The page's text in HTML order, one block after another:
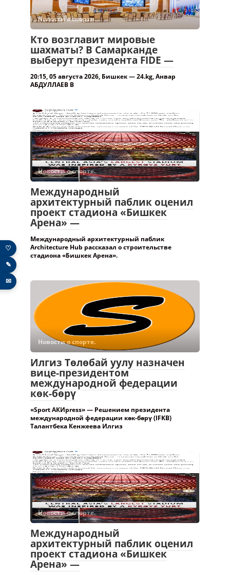
Новости о спорте.
Кто возглавит мировые
шахматы? В Самарканде
выберут президента FIDE —
20:15, 05 августа 2026, Бишкек — 24.kg, Анвар
АБДУЛЛАЕВ В
Новости о спорте.
Международный
архитектурный паблик оценил
проект стадиона «Бишкек
Арена» —
Международный архитектурный паблик
Architecture Hub рассказал о строительстве
стадиона «Бишкек Арена».
Новости о спорте.
Илгиз Төлөбай уулу назначен
вице-президентом
международной федерации
көк-бөрү
«Sport АКИpress» — Решением президента
международной федерации көк-бөрү (IFKB)
Талантбека Кенжеева Илгиз
Новости о спорте.
Международный
архитектурный паблик оценил
проект стадиона «Бишкек
Арена» —
♡
✎
✉